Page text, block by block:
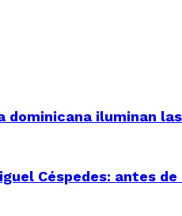
dominicana iluminan
Céspedes: antes